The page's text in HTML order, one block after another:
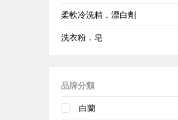
柔軟冷洗精．漂白劑
洗衣粉．皂
品牌分類
白蘭